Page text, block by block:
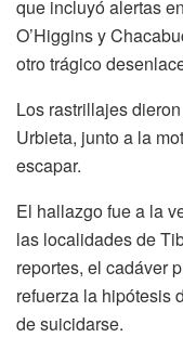
que incluyó alertas
O’Higgins y
otro trágico
Los rastrillajes
Urbieta, junto a la
escapar.
El hallazgo fue a la
las localidades de
reportes, el cadáver
refuerza la hipótesis
de suicidarse.